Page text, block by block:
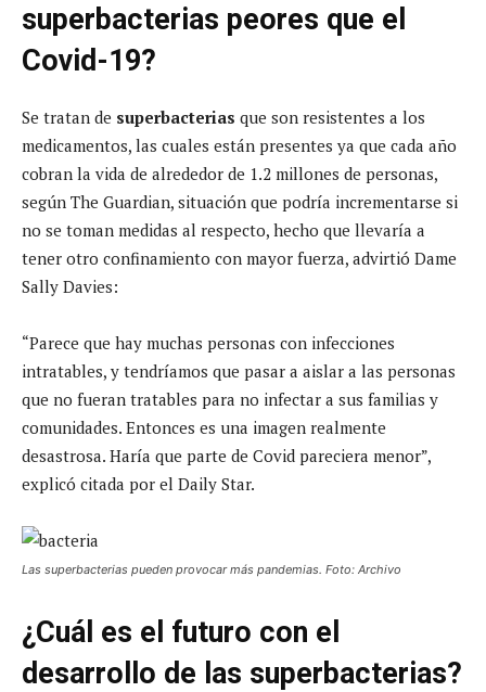
superbacterias peores que el
Covid-19?
Se tratan de superbacterias que son resistentes a los
medicamentos, las cuales están presentes ya que cada año
cobran la vida de alrededor de 1.2 millones de personas,
según The Guardian, situación que podría incrementarse si
no se toman medidas al respecto, hecho que llevaría a
tener otro confinamiento con mayor fuerza, advirtió Dame
Sally Davies:
“Parece que hay muchas personas con infecciones
intratables, y tendríamos que pasar a aislar a las personas
que no fueran tratables para no infectar a sus familias y
comunidades. Entonces es una imagen realmente
desastrosa. Haría que parte de Covid pareciera menor”,
explicó citada por el Daily Star.
Las superbacterias pueden provocar más pandemias. Foto: Archivo
¿Cuál es el futuro con el
desarrollo de las superbacterias?